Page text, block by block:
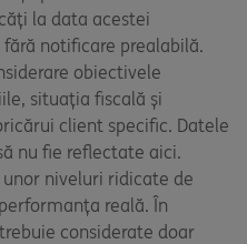
la data acestei
notificare prealabilă.
obiectivele
situația fiscală și
client specific. Datele
nu fie reflectate aici.
niveluri ridicate de
reală. În
considerate doar